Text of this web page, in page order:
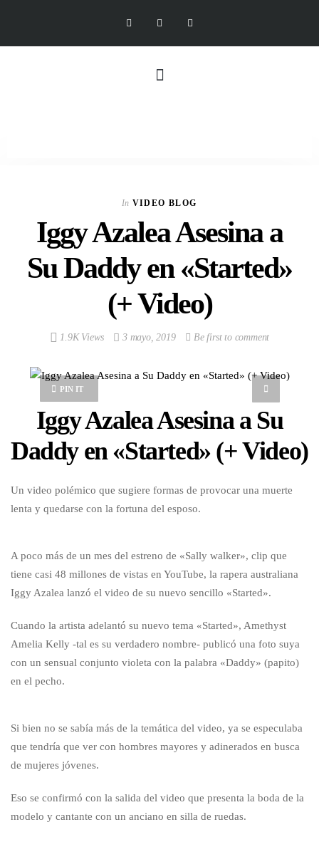
In VIDEO BLOG
Iggy Azalea Asesina a
Su Daddy en «Started»
(+ Video)
1.9K Views 3 mayo, 2019 Be first to comment
PIN IT
Iggy Azalea Asesina a Su
Daddy en «Started» (+ Video)
Un video polémico que sugiere formas de provocar una muerte
lenta y quedarse con la fortuna del esposo.
A poco más de un mes del estreno de «Sally walker», clip que
tiene casi 48 millones de vistas en YouTube, la rapera australiana
Iggy Azalea lanzó el video de su nuevo sencillo «Started».
Cuando la artista adelantó su nuevo tema «Started», Amethyst
Amelia Kelly -tal es su verdadero nombre- publicó una foto suya
con un sensual conjunto violeta con la palabra «Daddy» (papito)
en el pecho.
Si bien no se sabía más de la temática del video, ya se especulaba
que tendría que ver con hombres mayores y adinerados en busca
de mujeres jóvenes.
Eso se confirmó con la salida del video que presenta la boda de la
modelo y cantante con un anciano en silla de ruedas.